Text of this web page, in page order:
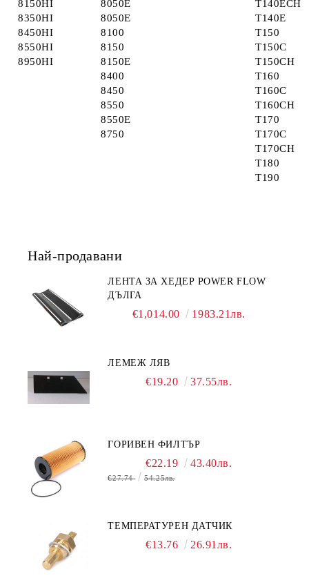
8150HI 8050E
T140ECH
8350HI
8050E
T140E
8450HI
8100
T150
8550HI
8150
T150C
8950HI
8150E
T150CH
8400
T160
8450
T160C
8550
T160CH
8550E
T170
8750
T170C
T170CH
T180
T190
Най-продавани
ЛЕНТА ЗА ХЕДЕР POWER FLOW
ДЪЛГА
€1,014.00 1983.21лв.
ЛЕМЕЖ ЛЯВ
€19.20 37.55лв.
ГОРИВЕН ФИЛТЪР
€22.19 43.40лв.
€27.74 54.25лв.
ТЕМПЕРАТУРЕН ДАТЧИК
€13.76 26.91лв.